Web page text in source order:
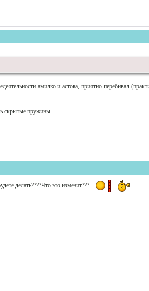
амилко и астона, приятно перебивал
скрытые пружины.
делать????Что это изменит???